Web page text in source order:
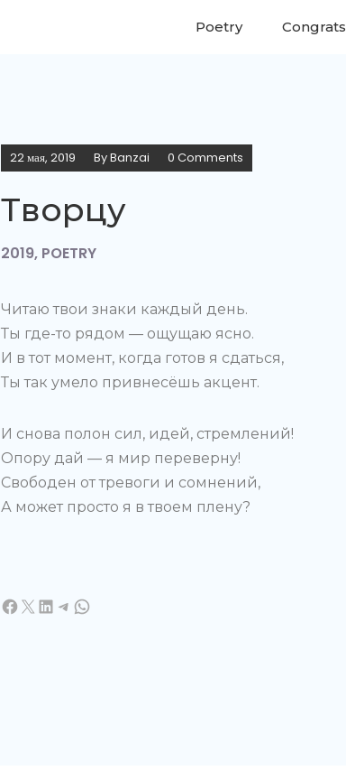
Poetry Congrats
22 мая, 2019 ByBanzai 0 Comments
Творцу
2019, POETRY
Читаю твои знаки каждый день.
Ты где-то рядом — ощущаю ясно.
И в тот момент, когда готов я сдаться,
Ты так умело привнесёшь акцент.
И снова полон сил, идей, стремлений!
Опору дай — я мир переверну!
Свободен от тревоги и сомнений,
А может просто я в твоем плену?